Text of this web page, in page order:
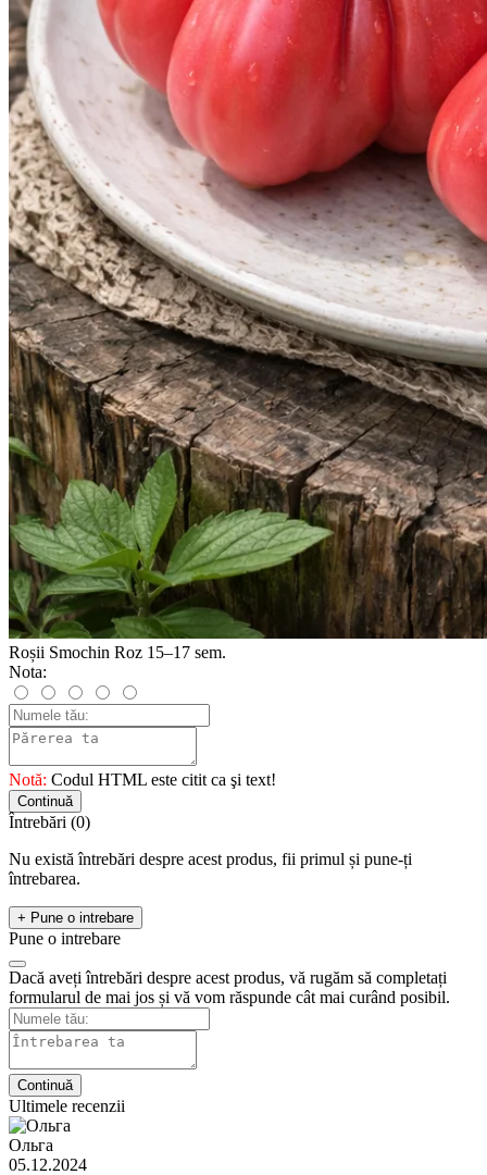
Roșii Smochin Roz 15–17 sem.
Nota:
Notă: Codul HTML este citit ca şi text!
Continuă
Întrebări (0)
Nu există întrebări despre acest produs, fii primul și pune-ți
întrebarea.
+ Pune o intrebare
Pune o intrebare
Dacă aveți întrebări despre acest produs, vă rugăm să completați
formularul de mai jos și vă vom răspunde cât mai curând posibil.
Continuă
Ultimele recenzii
Ольга
05.12.2024